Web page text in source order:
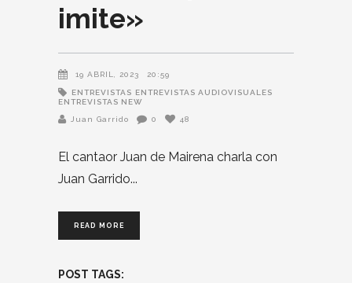
imite»
19 ABRIL, 2023 20:59
ENTREVISTAS ENTREVISTAS AUDIOVISUALES
ENTREVISTAS NEW
Juan Garrido
0 48
El cantaor Juan de Mairena charla con
Juan Garrido
READ MORE
POST TAGS: